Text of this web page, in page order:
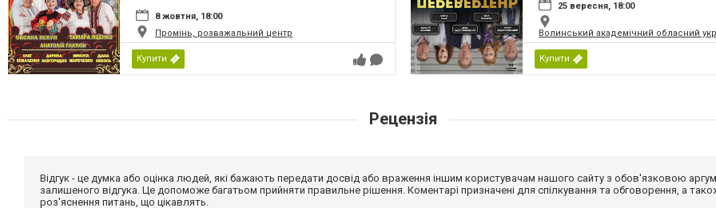
8 жовтня, 18:00
Промінь, розважальний центр
Купити
25 вересня, 18:00
Волинський академічний обласний
Купити
Рецензія
Відгук - це думка або оцінка людей, які бажають передати досвід або враження іншим користувачам нашого сайту з обов'язковою
залишеного відгука. Це допоможе багатьом прийняти правильне рішення. Коментарі призначені для спілкування та обговорення, а
роз'яснення питань, що цікавлять.